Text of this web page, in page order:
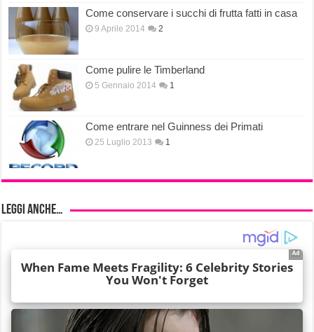
Come conservare i succhi di frutta fatti in casa
9 Aprile 2014 2
Come pulire le Timberland
5 Gennaio 2014 1
Come entrare nel Guinness dei Primati
25 Luglio 2013 1
Leggi anche…